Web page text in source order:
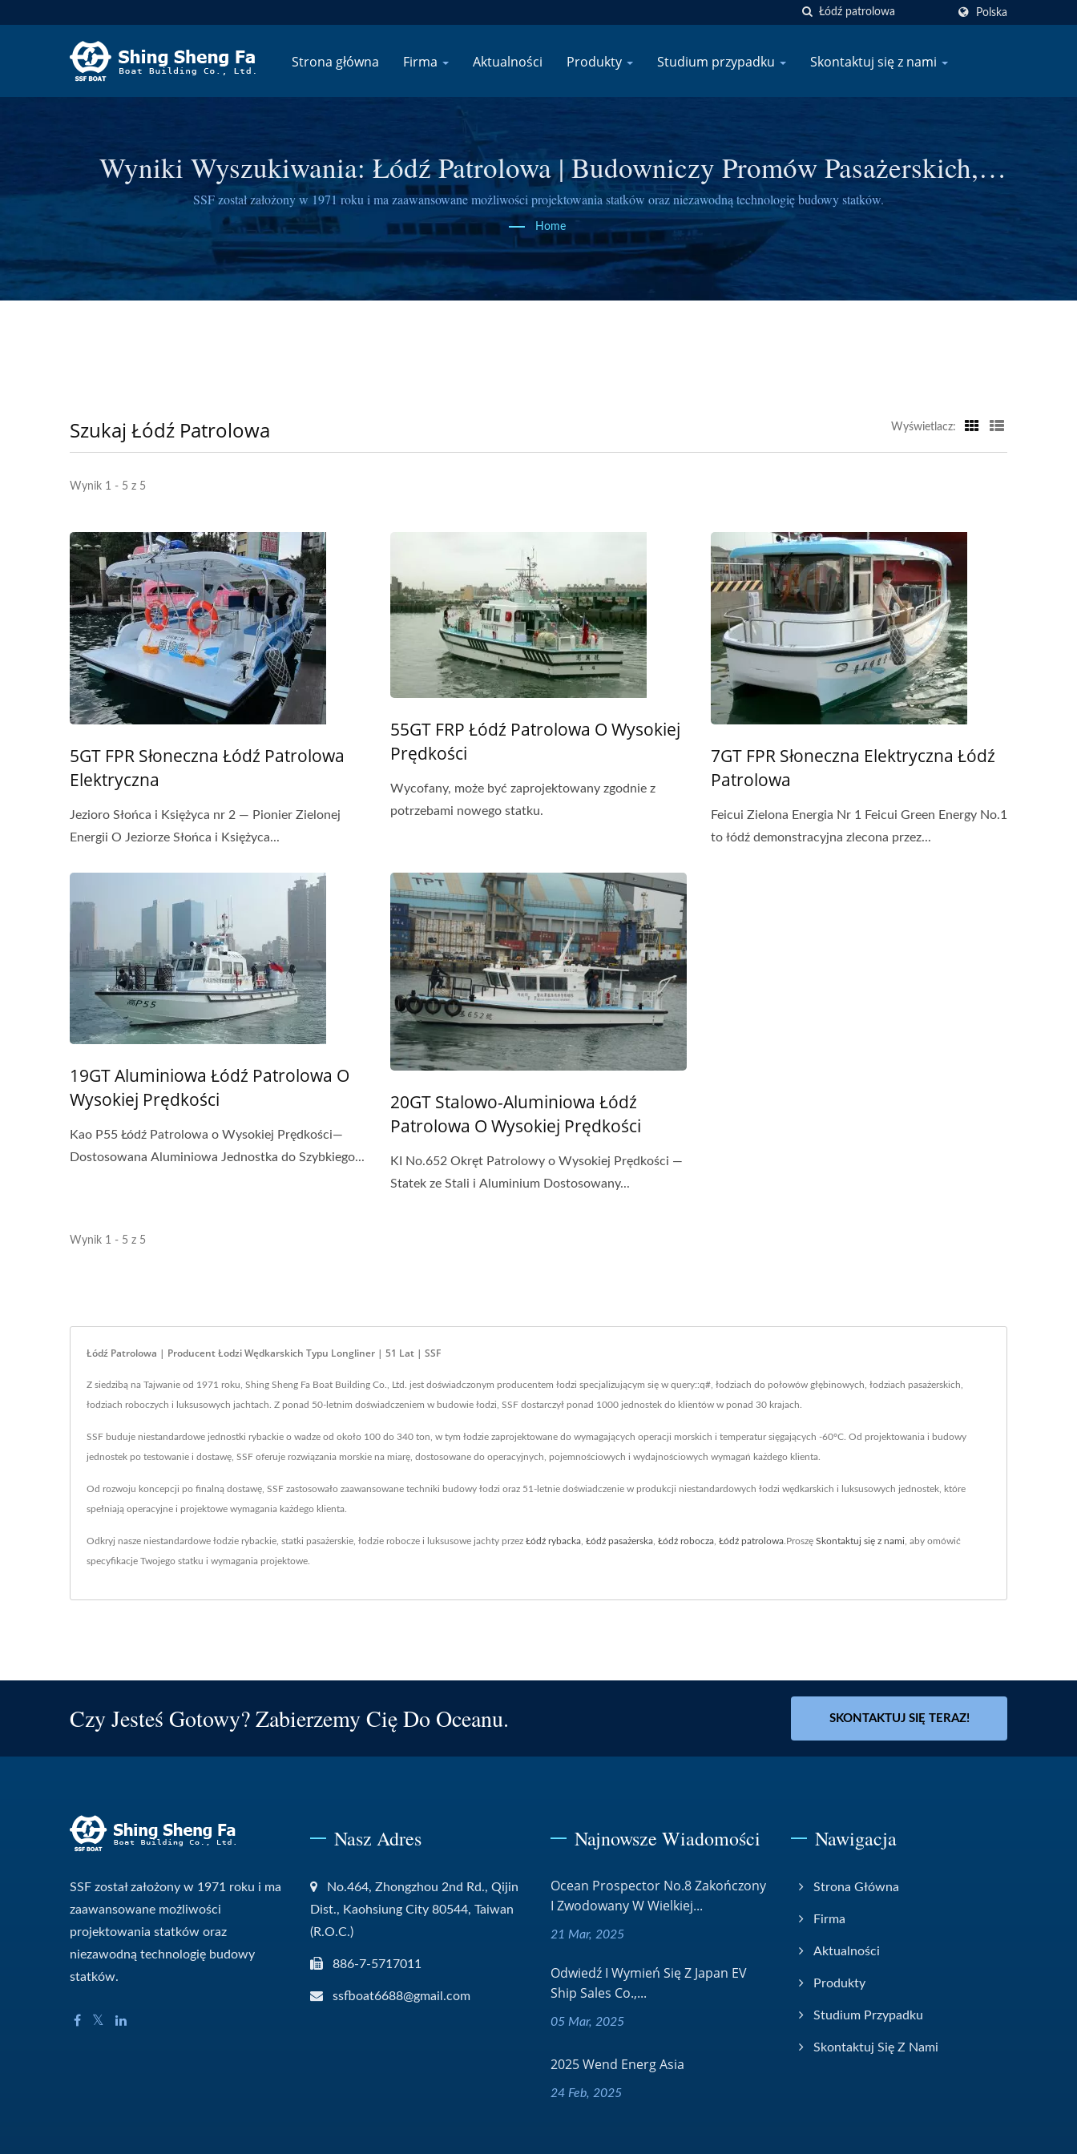
Polska
Strona główna Firma Aktualności Produkty Studium przypadku Skontaktuj się z nami
Wyniki Wyszukiwania: Łódź Patrolowa | Budowniczy Promów Pasażerskich,
Jachtów I Łodzi Roboczych O Wadze 100–340 Ton | SSF
SSF został założony w 1971 roku i ma zaawansowane możliwości projektowania statków oraz niezawodną technologię budowy statków.
Home
Szukaj Łódź Patrolowa Wyświetlacz:
Wynik 1 - 5 z 5
5GT FPR Słoneczna Łódź Patrolowa
Elektryczna
Jezioro Słońca i Księżyca nr 2 — Pionier Zielonej
Energii O Jeziorze Słońca i Księżyca...
55GT FRP Łódź Patrolowa O Wysokiej
Prędkości
Wycofany, może być zaprojektowany zgodnie z
potrzebami nowego statku.
7GT FPR Słoneczna Elektryczna Łódź
Patrolowa
Feicui Zielona Energia Nr 1 Feicui Green Energy No.1
to łódź demonstracyjna zlecona przez...
19GT Aluminiowa Łódź Patrolowa O
Wysokiej Prędkości
Kao P55 Łódź Patrolowa o Wysokiej Prędkości—
Dostosowana Aluminiowa Jednostka do Szybkiego...
20GT Stalowo-Aluminiowa Łódź
Patrolowa O Wysokiej Prędkości
KI No.652 Okręt Patrolowy o Wysokiej Prędkości —
Statek ze Stali i Aluminium Dostosowany...
Wynik 1 - 5 z 5
Łódź Patrolowa | Producent Łodzi Wędkarskich Typu Longliner | 51 Lat | SSF
Z siedzibą na Tajwanie od 1971 roku, Shing Sheng Fa Boat Building Co., Ltd. jest doświadczonym producentem łodzi specjalizującym się w query::q#, łodziach do połowów głębinowych, łodziach pasażerskich,
łodziach roboczych i luksusowych jachtach. Z ponad 50-letnim doświadczeniem w budowie łodzi, SSF dostarczył ponad 1000 jednostek do klientów w ponad 30 krajach.
SSF buduje niestandardowe jednostki rybackie o wadze od około 100 do 340 ton, w tym łodzie zaprojektowane do wymagających operacji morskich i temperatur sięgających -60°C. Od projektowania i budowy
jednostek po testowanie i dostawę, SSF oferuje rozwiązania morskie na miarę, dostosowane do operacyjnych, pojemnościowych i wydajnościowych wymagań każdego klienta.
Od rozwoju koncepcji po finalną dostawę, SSF zastosowało zaawansowane techniki budowy łodzi oraz 51-letnie doświadczenie w produkcji niestandardowych łodzi wędkarskich i luksusowych jednostek, które
spełniają operacyjne i projektowe wymagania każdego klienta.
Odkryj nasze niestandardowe łodzie rybackie, statki pasażerskie, łodzie robocze i luksusowe jachty przez Łódź rybacka, Łódź pasażerska, Łódź robocza, Łódź patrolowa.Proszę Skontaktuj się z nami, aby omówić
specyfikacje Twojego statku i wymagania projektowe.
Czy Jesteś Gotowy? Zabierzemy Cię Do Oceanu. SKONTAKTUJ SIĘ TERAZ!
SSF został założony w 1971 roku i ma
zaawansowane możliwości
projektowania statków oraz
niezawodną technologię budowy
statków.
Nasz Adres
No.464, Zhongzhou 2nd Rd., Qijin
Dist., Kaohsiung City 80544, Taiwan
(R.O.C.)
886-7-5717011
ssfboat6688@gmail.com
Najnowsze Wiadomości
Ocean Prospector No.8 Zakończony
I Zwodowany W Wielkiej...
21 Mar, 2025
Odwiedź I Wymień Się Z Japan EV
Ship Sales Co.,...
05 Mar, 2025
2025 Wend Energ Asia
24 Feb, 2025
Nawigacja
Strona Główna
Firma
Aktualności
Produkty
Studium Przypadku
Skontaktuj Się Z Nami